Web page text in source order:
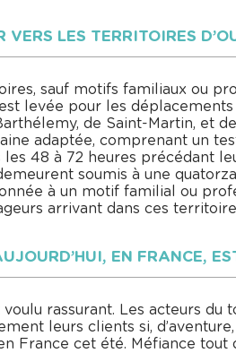
LES TERRITOIRES
sauf motifs familiaux ou
levée pour les déplacements
de Saint-Martin, et
adaptée, comprenant un
48 à 72 heures précédant
soumis à une
à un motif familial ou
arrivant dans ces
EN FRANCE,
rassurant. Les acteurs
leurs clients si,
France cet été. Méfiance tout